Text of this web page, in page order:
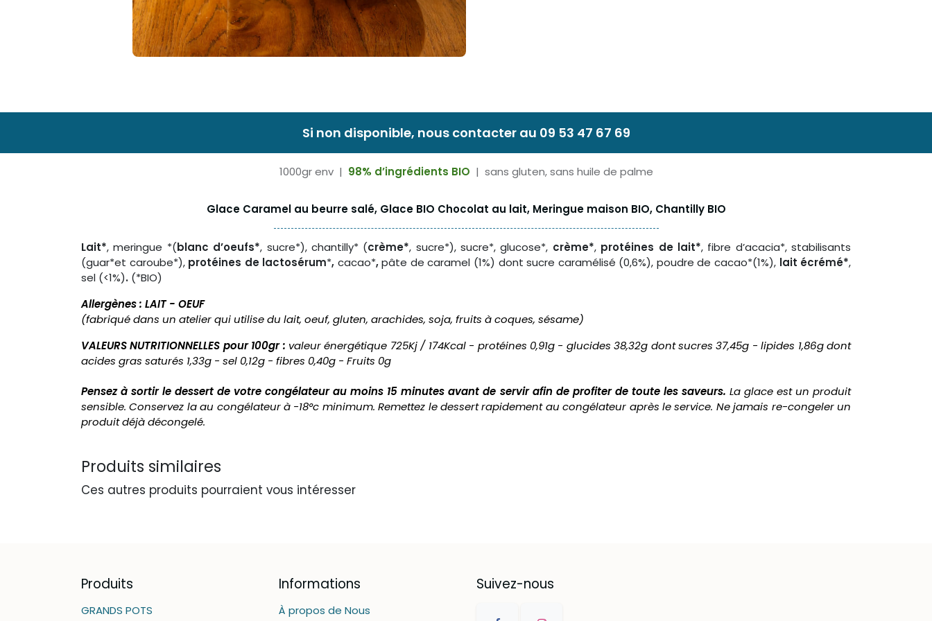
Si non disponible, nous contacter au 09 53 47 67 69
1000gr env | 98% d’ingrédients BIO | sans gluten, sans huile de palme
Glace Caramel au beurre salé, Glace BIO Chocolat au lait, Meringue maison BIO, Chantilly BIO
Lait*, meringue *(blanc d’oeufs*, sucre*), chantilly* (crème*, sucre*), sucre*, glucose*, crème*, protéines de lait*, fibre d’acacia*, stabilisants
(guar*et caroube*), protéines de lactosérum*, cacao*,pâte de caramel (1%) dont sucre caramélisé (0,6%), poudre de cacao*(1%), lait écrémé*,
sel (<1%). (*BIO)
Allergènes : LAIT - OEUF
(fabriqué dans un atelier qui utilise du lait, oeuf, gluten, arachides, soja, fruits à coques, sésame)
VALEURS NUTRITIONNELLES pour 100gr : valeur énergétique 725Kj / 174Kcal - protéines 0,91g - glucides 38,32g dont sucres 37,45g - lipides 1,86g dont
acides gras saturés 1,33g - sel 0,12g - fibres 0,40g - Fruits 0g
Pensez à sortir le dessert de votre congélateur au moins 15 minutes avant de servir afin de profiter de toute les saveurs. La glace est un produit
sensible. Conservez la au congélateur à -18°c minimum. Remettez le dessert rapidement au congélateur après le service. Ne jamais re-congeler un
produit déjà décongelé.
Produits similaires
Ces autres produits pourraient vous intéresser
Produits
GRANDS POTS
Informations
À propos de Nous
Suivez-nous